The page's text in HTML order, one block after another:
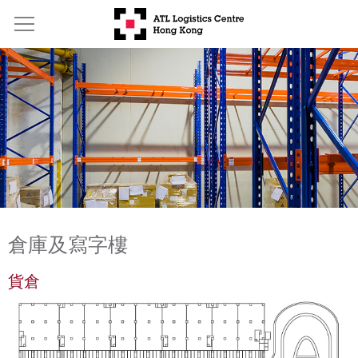
倉庫及寫字樓
貨倉